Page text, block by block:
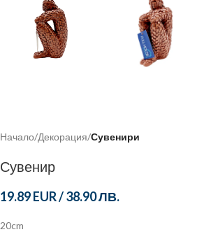
Начало Декорация Сувенири
Сувенир
19.89 EUR/38.90 ЛВ.
20cm